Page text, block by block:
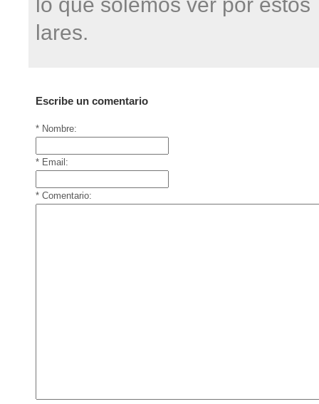
lares.
Escribe un comentario
* Nombre:
* Email:
* Comentario: